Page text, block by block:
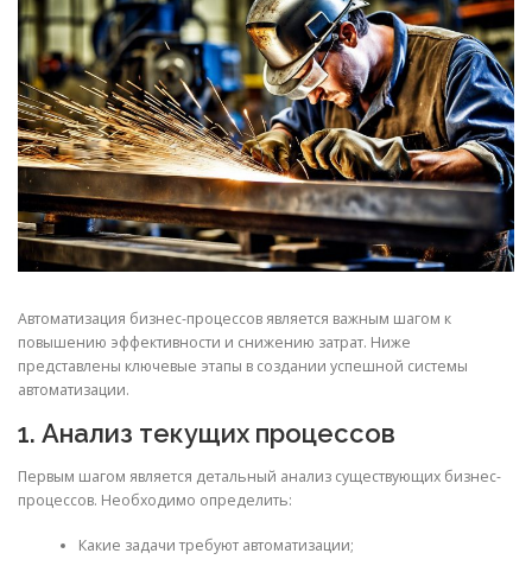
СВОЙСТВА МЕТАЛЛОВ СОРТА МЕТАЛЛОВ
СТАТЬИ
Автоматизация бизнес-процессов является важным шагом к
повышению эффективности и снижению затрат. Ниже
представлены ключевые этапы в создании успешной системы
автоматизации.
1. Анализ текущих процессов
Первым шагом является детальный анализ существующих бизнес-
процессов. Необходимо определить:
Какие задачи требуют автоматизации;